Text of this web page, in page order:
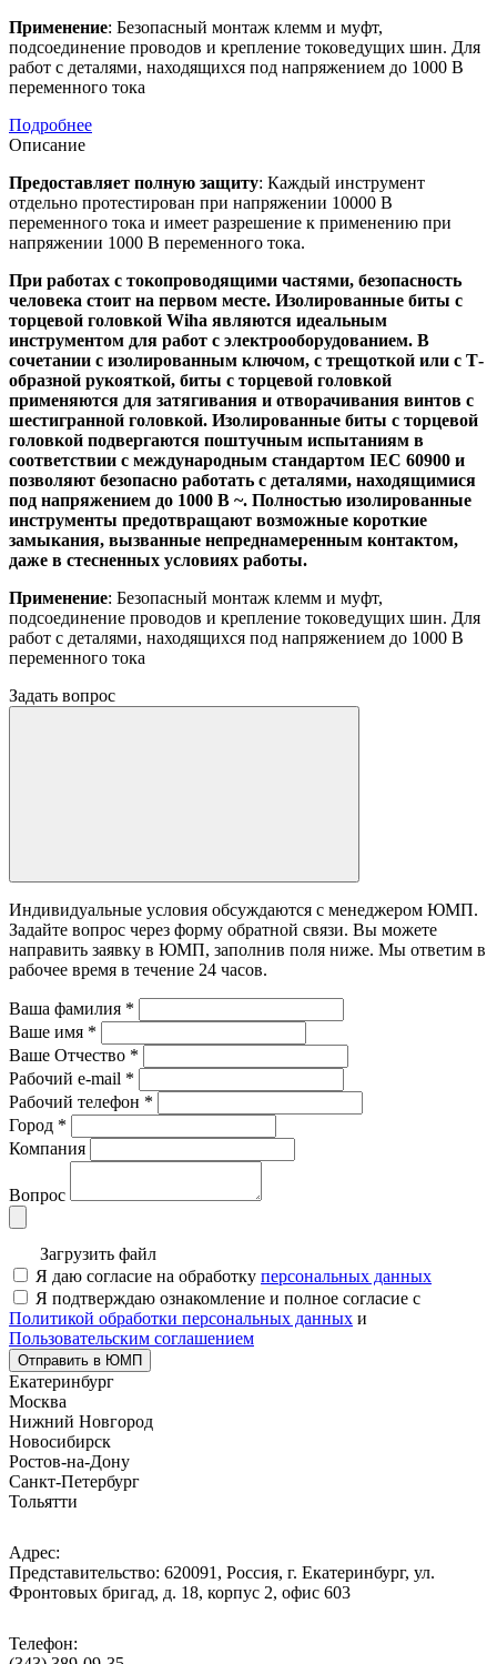
Применение: Безопасный монтаж клемм и муфт,
подсоединение проводов и крепление токоведущих шин. Для
работ с деталями, находящихся под напряжением до 1000 В
переменного тока
Подробнее
Описание
Предоставляет полную защиту: Каждый инструмент
отдельно протестирован при напряжении 10000 В
переменного тока и имеет разрешение к применению при
напряжении 1000 В переменного тока.
При работах с токопроводящими частями, безопасность
человека стоит на первом месте. Изолированные биты с
торцевой головкой Wiha являются идеальным
инструментом для работ с электрооборудованием. В
сочетании с изолированным ключом, с трещоткой или с Т-
образной рукояткой, биты с торцевой головкой
применяются для затягивания и отворачивания винтов с
шестигранной головкой. Изолированные биты с торцевой
головкой подвергаются поштучным испытаниям в
соответствии с международным стандартом IEC 60900 и
позволяют безопасно работать с деталями, находящимися
под напряжением до 1000 В ~. Полностью изолированные
инструменты предотвращают возможные короткие
замыкания, вызванные непреднамеренным контактом,
даже в стесненных условиях работы.
Применение: Безопасный монтаж клемм и муфт,
подсоединение проводов и крепление токоведущих шин. Для
работ с деталями, находящихся под напряжением до 1000 В
переменного тока
Задать вопрос
Индивидуальные условия обсуждаются с менеджером ЮМП.
Задайте вопрос через форму обратной связи. Вы можете
направить заявку в ЮМП, заполнив поля ниже. Mы ответим в
рабочее время в течение 24 часов.
Ваша фамилия *
Ваше имя *
Ваше Отчество *
Рабочий e-mail *
Рабочий телефон *
Город *
Компания
Вопрос
Загрузить файл
Я даю согласие на обработку персональных данных
Я подтверждаю ознакомление и полное согласие с
Политикой обработки персональных данных и
Пользовательским соглашением
Отправить в ЮМП
Екатеринбург
Москва
Нижний Новгород
Новосибирск
Ростов-на-Дону
Санкт-Петербург
Тольятти
Адрес:
Представительство: 620091, Россия, г. Екатеринбург, ул.
Фронтовых бригад, д. 18, корпус 2, офис 603
Телефон: